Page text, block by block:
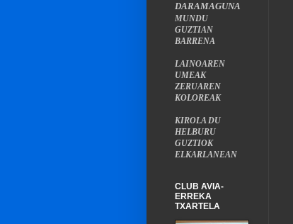
DARAMAGUNA
MUNDU
GUZTIAN
BARRENA
LAINOAREN
UMEAK
ZERUAREN
KOLOREAK
KIROLA DU
HELBURU
GUZTIOK
ELKARLANEAN
CLUB AVIA-
ERREKA
TXARTELA